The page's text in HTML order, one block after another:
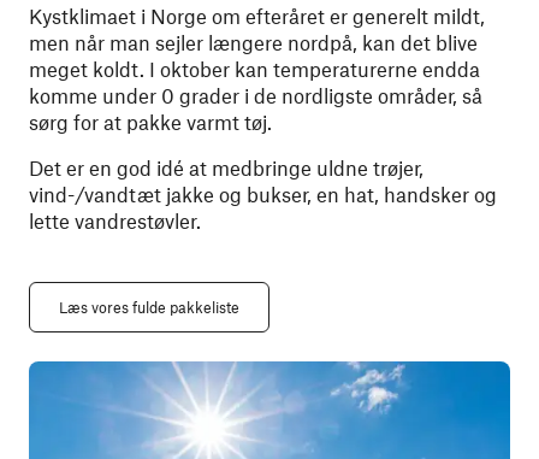
Kystklimaet i Norge om efteråret er generelt mildt,
men når man sejler længere nordpå, kan det blive
meget koldt. I oktober kan temperaturerne endda
komme under 0 grader i de nordligste områder, så
sørg for at pakke varmt tøj.
Det er en god idé at medbringe uldne trøjer,
vind-/vandtæt jakke og bukser, en hat, handsker og
lette vandrestøvler.
Læs vores fulde pakkeliste